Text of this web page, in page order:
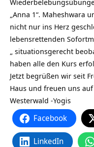
„Anna 1“. Maheshwara
nicht nur ins Herz
lebensrettenden
„ situationsgerecht
haben alle den Kurs
Jetzt begrüßen wir seit
Haus und freuen uns
Westerwald -Yogis
Facebook
LinkedIn